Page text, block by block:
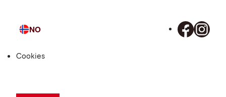
Språk
NO
Cookies